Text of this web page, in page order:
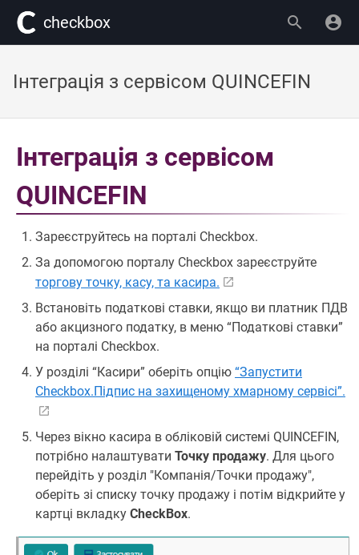
сheckbox
Інтеграція з сервісом QUINCEFIN
Інтеграція з сервісом
QUINCEFIN
Зареєструйтесь на порталі Checkbox.
За допомогою порталу Checkbox зареєструйте
торгову точку, касу, та касира.
Встановіть податкові ставки, якщо ви платник ПДВ
або акцизного податку, в меню “Податкові ставки”
на порталі Checkbox.
У розділі “Касири” оберіть опцію “Запустити
Checkbox.Підпис на захищеному хмарному сервісі”.
Через вікно касира в обліковій системі QUINCEFIN,
потрібно налаштувати Точку продажу. Для цього
перейдіть у розділ "Компанія/Точки продажу",
оберіть зі списку точку продажу і потім відкрийте у
картці вкладку CheckBox.